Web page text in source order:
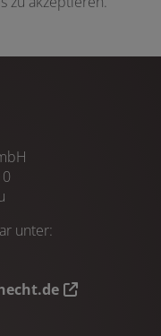
unter: